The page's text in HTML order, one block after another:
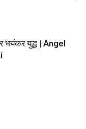
भयंकर युद्ध | Angel